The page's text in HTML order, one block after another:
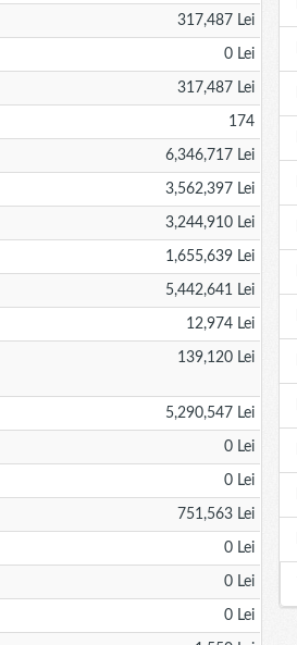
317,487 Lei
0 Lei
317,487 Lei
174
6,346,717 Lei
3,562,397 Lei
3,244,910 Lei
1,655,639 Lei
5,442,641 Lei
12,974 Lei
139,120 Lei
5,290,547 Lei
0 Lei
0 Lei
751,563 Lei
0 Lei
0 Lei
0 Lei